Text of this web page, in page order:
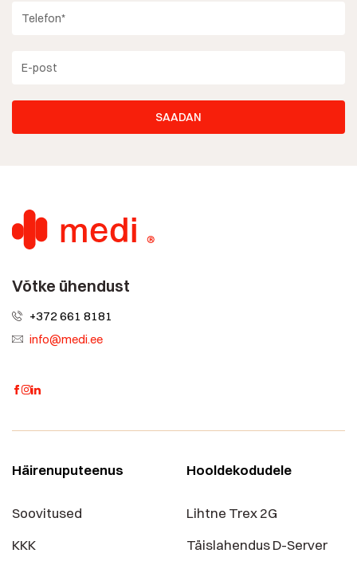
Võtke ühendust
+372 661 8181
info@medi.ee
Häirenuputeenus
Soovitused
KKK
Hooldekodudele
Lihtne Trex 2G
Täislahendus D-Server